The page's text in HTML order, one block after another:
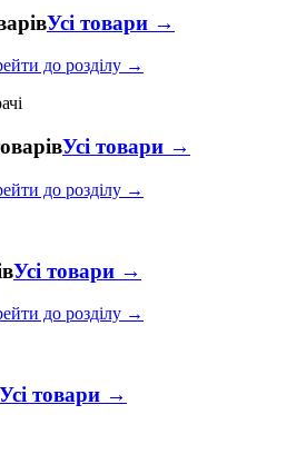
Усі товари →
до розділу →
Усі товари →
до розділу →
Усі товари →
до розділу →
Усі товари →